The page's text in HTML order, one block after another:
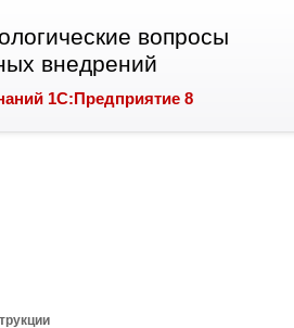
вопросы
внедрений
1С:Предприятие 8